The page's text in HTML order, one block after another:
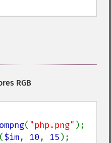
RGB
( "php.png"
($im, 10, 15